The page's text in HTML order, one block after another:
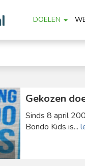
DOELEN
Gekozen
Sinds 8 april
Bondo Kids is...